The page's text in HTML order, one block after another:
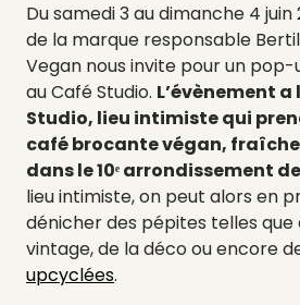
Du samedi 3 au dimanche 4
de la marque responsable
Vegan nous invite pour un
au Café Studio. L’évènement
Studio, lieu intimiste qui
café brocante végan,
dans le 10ᵉ arrondissement
lieu intimiste, on peut alors en
dénicher des pépites telles que
vintage, de la déco ou encore
upcyclées.